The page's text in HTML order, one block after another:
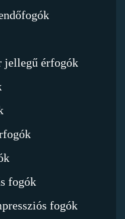
jellegű érfogók
fogók
fogók